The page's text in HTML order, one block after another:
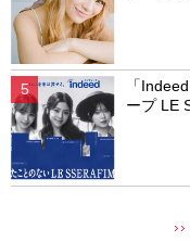
「
ープ LE